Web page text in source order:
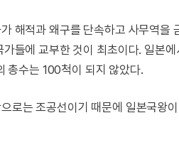
해적과 왜구를 단속하고 사무역
들에 교부한 것이 최초이다. 일본에
총수는 100척이 되지 않았다.
로는 조공선이기 때문에 일본국왕